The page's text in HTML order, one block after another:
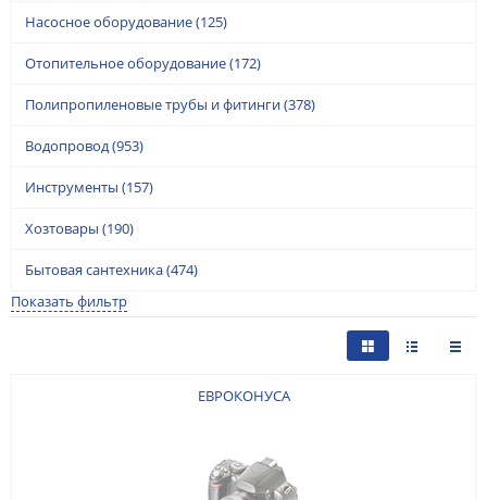
Насосное оборудование(125)
Отопительное оборудование(172)
Полипропиленовые трубы и фитинги(378)
Водопровод(953)
Инструменты (157)
Хозтовары (190)
Бытовая сантехника(474)
Показать фильтр
ЕВРОКОНУСА